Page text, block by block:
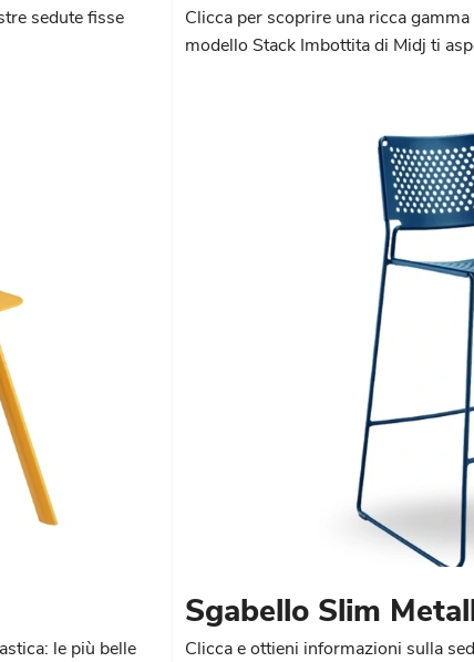
sedute fisse
Clicca per scoprire una ricca
modello Stack Imbottita di Midj ti
le più belle
Sgabello Slim
Clicca e ottieni informazioni sulla